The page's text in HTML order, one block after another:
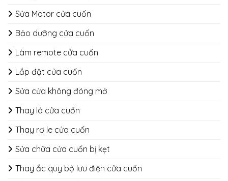
Sửa Motor cửa cuốn
Bảo dưỡng cửa cuốn
​​​​​​​Làm remote cửa cuốn
Lắp đặt cửa cuốn
Sửa cửa không đóng mở
Thay lá cửa cuốn
Thay rơ le cửa cuốn
Sửa chữa cửa cuốn bị kẹt
Thay ắc quy bộ lưu điện cửa cuốn